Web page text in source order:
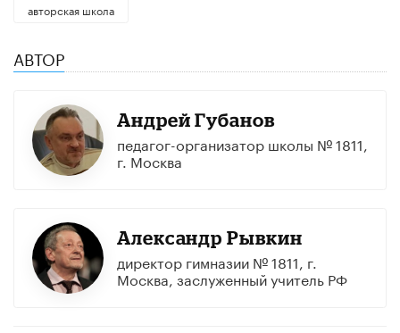
авторская школа
АВТОР
Андрей Губанов
педагог-организатор школы № 1811,
г. Москва
Александр Рывкин
директор гимназии № 1811, г.
Москва, заслуженный учитель РФ